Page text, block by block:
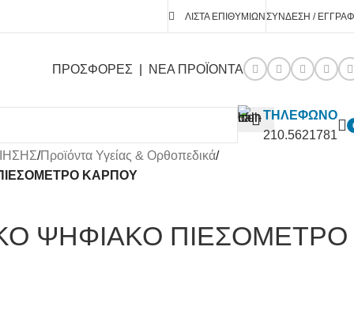
ΛΊΣΤΑ ΕΠΙΘΥΜΙΏΝΣΎΝΔΕΣΗ /
ΠΡΟΣΦΟΡΕΣ ΝΕΑ ΠΡΟΪΟΝΤΑ
ΤΗΛΕΦΩΝΟ
210.5621781
/Προϊόντα Υγείας & Ορθοπεδικά/
ΚΑΡΠΟΥ
ΨΗΦΙΑΚΟ ΠΙΕΣΟΜΕΤΡΟ